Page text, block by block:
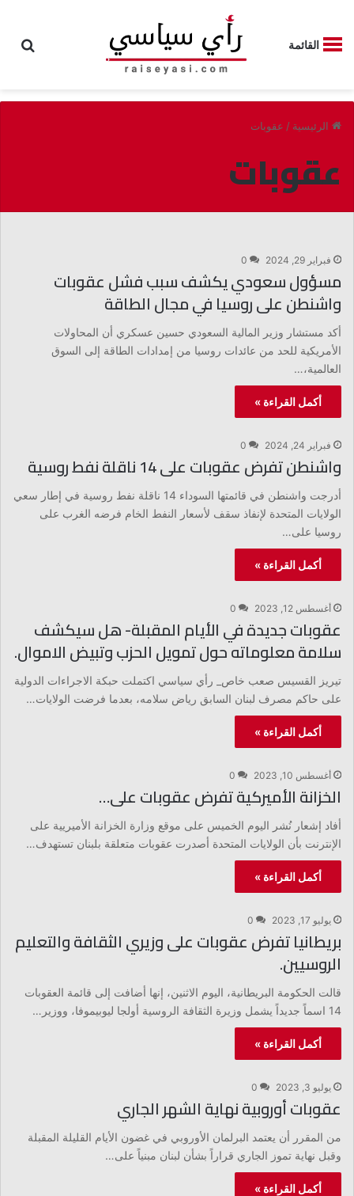
القائمة
الرئيسية / عقوبات
عقوبات
فبراير 29, 2024 0
مسؤول سعودي يكشف سبب فشل عقوبات
واشنطن على روسيا في مجال الطاقة
أكد مستشار وزير المالية السعودي حسين عسكري أن المحاولات
الأمريكية للحد من عائدات روسيا من إمدادات الطاقة إلى السوق
العالمية،…
أكمل القراءة »
فبراير 24, 2024 0
واشنطن تفرض عقوبات على 14 ناقلة نفط روسية
أدرجت واشنطن في قائمتها السوداء 14 ناقلة نفط روسية في إطار سعي
الولايات المتحدة لإنفاذ سقف لأسعار النفط الخام فرضه الغرب على
روسيا على…
أكمل القراءة »
أغسطس 12, 2023 0
عقوبات جديدة في الأيام المقبلة- هل سيكشف
سلامة معلوماته حول تمويل الحزب وتبيض الاموال.
تيريز القسيس صعب خاص_ رأي سياسي اكتملت حبكة الاجراءات الدولية
على حاكم مصرف لبنان السابق رياض سلامه، بعدما فرضت الولايات…
أكمل القراءة »
أغسطس 10, 2023 0
الخزانة الأميركية تفرض عقوبات على…
أفاد إشعار نُشر اليوم الخميس على موقع وزارة الخزانة الأميريية على
الإنترنت بأن الولايات المتحدة أصدرت عقوبات متعلقة بلبنان تستهدف…
أكمل القراءة »
يوليو 17, 2023 0
بريطانيا تفرض عقوبات على وزيري الثقافة والتعليم
الروسيين.
قالت الحكومة البريطانية، اليوم الاثنين، إنها أضافت إلى قائمة العقوبات
14 اسماً جديداً يشمل وزيرة الثقافة الروسية أولجا ليوبيموفا، ووزير…
أكمل القراءة »
يوليو 3, 2023 0
عقوبات أوروبية نهاية الشهر الجاري
من المقرر أن يعتمد البرلمان الأوروبي في غضون الأيام القليلة المقبلة
وقبل نهاية تموز الجاري قراراً بشأن لبنان مبنياً على…
أكمل القراءة »